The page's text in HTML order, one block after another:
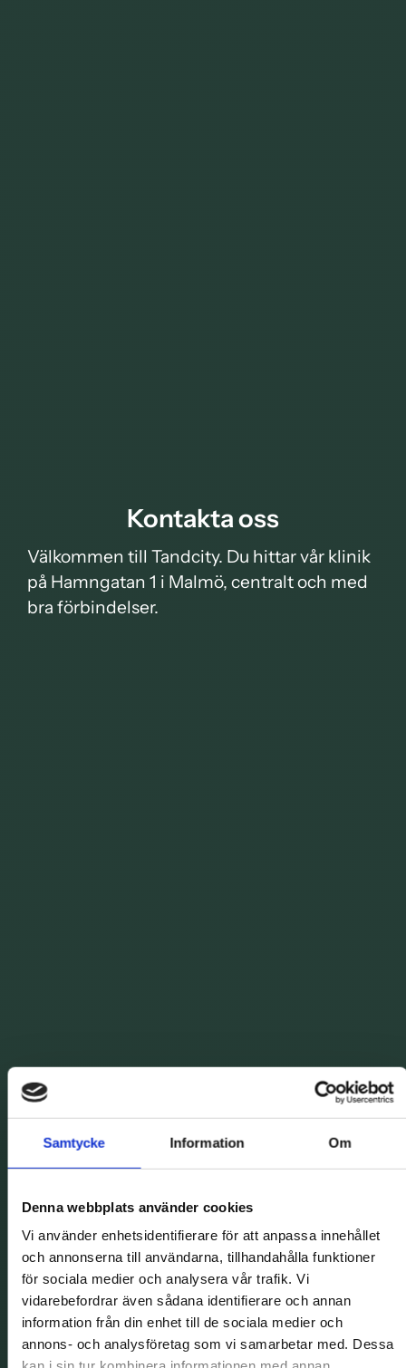
Samtycke Information Om
Denna webbplats använder cookies
Vi använder enhetsidentifierare för att anpassa innehållet
och annonserna till användarna, tillhandahålla funktioner
för sociala medier och analysera vår trafik. Vi
vidarebefordrar även sådana identifierare och annan
information från din enhet till de sociala medier och
annons- och analysföretag som vi samarbetar med. Dessa
Kontakta oss
Välkommen till Tandcity. Du hittar vår klinik
på Hamngatan 1 i Malmö, centralt och med
bra förbindelser.